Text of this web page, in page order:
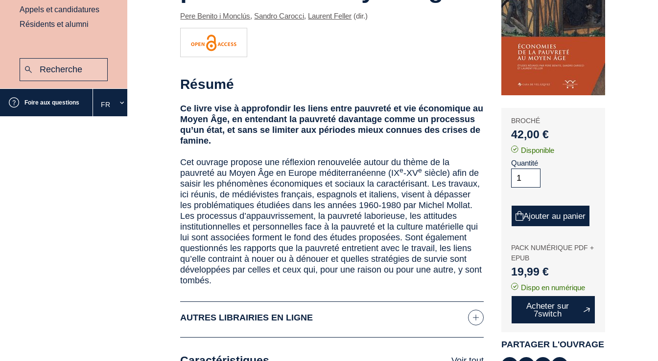
Appels et candidatures
Résidents et alumni
Foire aux questions
Sélectionnez
la
FR
Pere Benito i Monclús, Sandro Carocci, Laurent Feller (dir.)
Résumé
Ce livre vise à approfondir les liens entre pauvreté et vie économique au
Moyen Âge, en entendant la pauvreté davantage comme un processus
qu’un état, et sans se limiter aux périodes mieux connues des crises de
famine.
Cet ouvrage propose une réflexion renouvelée autour du thème de la
pauvreté au Moyen Âge en Europe méditerranéenne (IXe-XVe siècle) afin de
saisir les phénomènes économiques et sociaux la caractérisant. Les travaux,
ici réunis, de médiévistes français, espagnols et italiens, visent à dépasser
les problématiques étudiées dans les années 1960-1980 par Michel Mollat.
Les processus d’appauvrissement, la pauvreté laborieuse, les attitudes
institutionnelles et personnelles face à la pauvreté et la culture matérielle qui
lui sont associées forment le fond des études proposées. Sont également
questionnés les rapports que la pauvreté entretient avec le travail, les liens
qu’elle contraint à nouer ou à dénouer et quelles stratégies de survie sont
développées par celles et ceux qui, pour une raison ou pour une autre, y sont
tombés.
AUTRES LIBRAIRIES EN LIGNE
BROCHÉ
42,00 €
Disponible
Quantité
Ajouter au panier
PACK NUMÉRIQUE PDF +
EPUB
19,99 €
Dispo en numérique
Acheter sur
7switch
PARTAGER L'OUVRAGE